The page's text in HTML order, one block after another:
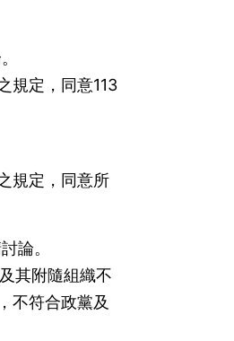
規定，同意113
規定，同意所
論。
其附隨組織不
不符合政黨及